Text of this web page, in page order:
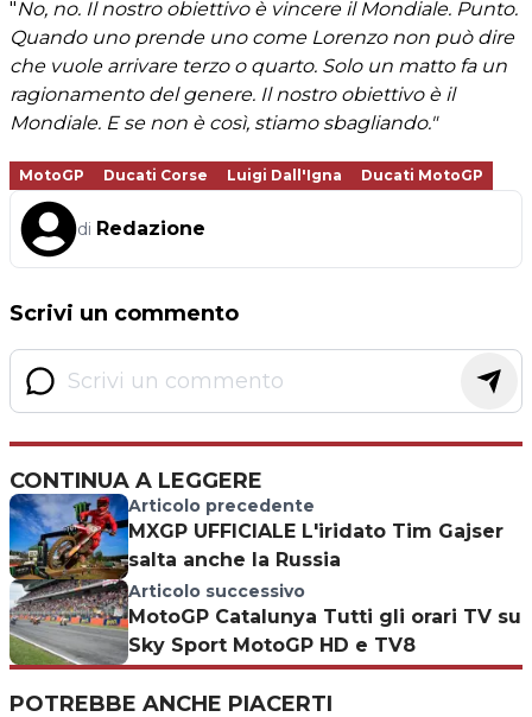
"No, no. Il nostro obiettivo è vincere il Mondiale. Punto.
Quando uno prende uno come Lorenzo non può dire
che vuole arrivare terzo o quarto. Solo un matto fa un
ragionamento del genere. Il nostro obiettivo è il
Mondiale. E se non è così, stiamo sbagliando."
MotoGP Ducati Corse Luigi Dall'Igna Ducati MotoGP
di Redazione
Scrivi un commento
CONTINUA A LEGGERE
Articolo precedente
MXGP UFFICIALE L'iridato Tim Gajser
salta anche la Russia
Articolo successivo
MotoGP Catalunya Tutti gli orari TV su
Sky Sport MotoGP HD e TV8
POTREBBE ANCHE PIACERTI